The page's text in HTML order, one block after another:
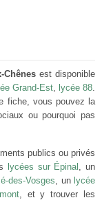
Chênesest disponible
Grand-Est, lycée 88.
fiche, vous pouvez la
ou pourquoi pas
publics ou privés
lycées sur Épinal , un
des-Vosges, un lycée
, et y trouver les